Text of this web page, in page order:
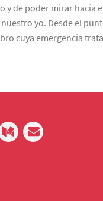
y de poder mirar hacia
yo. Desde el
cuya emergencia